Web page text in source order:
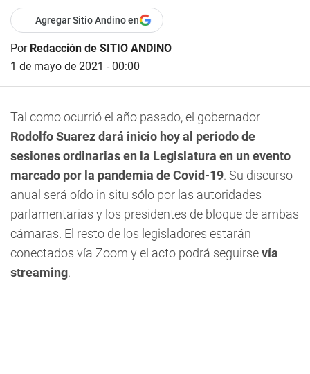
Agregar Sitio Andino en
Por Redacción de SITIO ANDINO
1 de mayo de 2021 - 00:00
Tal como ocurrió el año pasado, el gobernador
Rodolfo Suarez dará inicio hoy al periodo de
sesiones ordinarias en la Legislatura en un evento
marcado por la pandemia de Covid-19. Su discurso
anual será oído in situ sólo por las autoridades
parlamentarias y los presidentes de bloque de ambas
cámaras. El resto de los legisladores estarán
conectados vía Zoom y el acto podrá seguirsevía
streaming.